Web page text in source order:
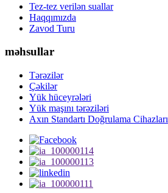
Tez-tez verilən suallar
Haqqımızda
Zavod Turu
məhsullar
Tərəzilər
Çəkilər
Yük hüceyrələri
Yük maşını tərəziləri
Axın Standartı Doğrulama Cihazları